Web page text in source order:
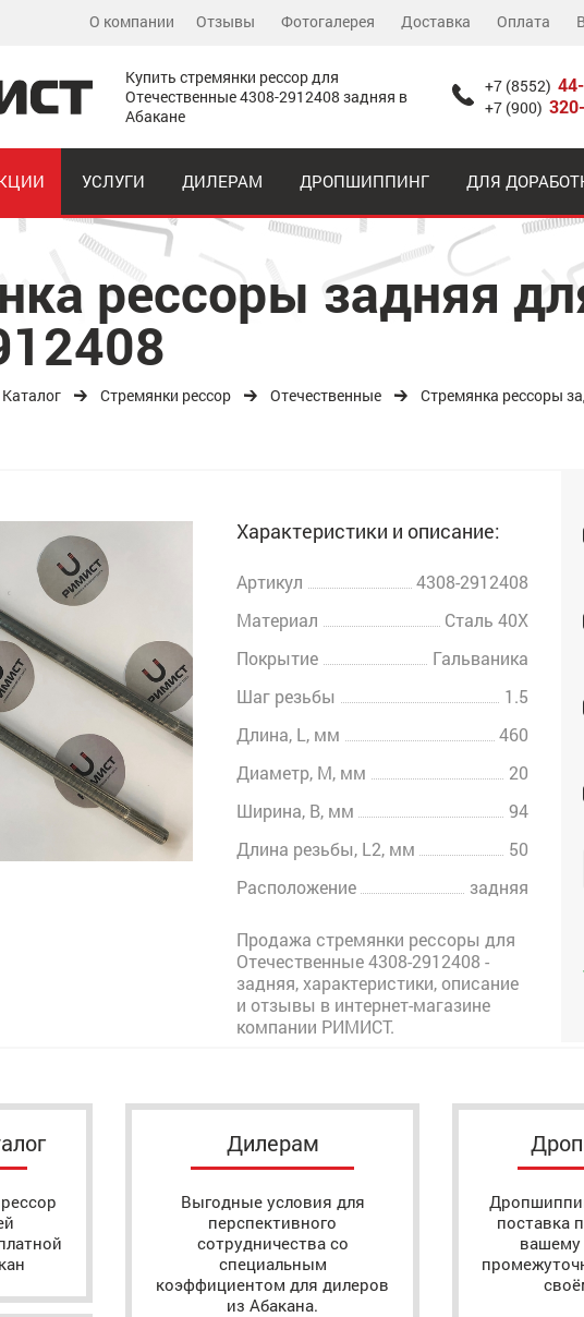
О компании Отзывы Фотогалерея Доставка Оплата
Купить стремянки рессор для
Отечественные 4308-2912408 задняя в
Абакане
+7 (8552)
+7 (900)
УСЛУГИ ДИЛЕРАМ ДРОПШИППИНГ ДЛЯ
рессоры задняя
Каталог Стремянки рессор Отечественные Стремянка рессоры
Характеристики и описание:
Артикул
4308-2912408
Материал
Сталь 40Х
Покрытие
Гальваника
Шаг резьбы
1.5
Длина, L, мм
460
Диаметр, M, мм
20
Ширина, B, мм
94
Длина резьбы, L2, мм
50
Расположение
задняя
Продажа стремянки рессоры для
Отечественные 4308-2912408 -
задняя, характеристики, описание
и отзывы в интернет-магазине
компании РИМИСТ.
Дилерам
Выгодные условия для
перспективного
сотрудничества со
специальным
коэффициентом для дилеров
из Абакана.
поставка
вашему